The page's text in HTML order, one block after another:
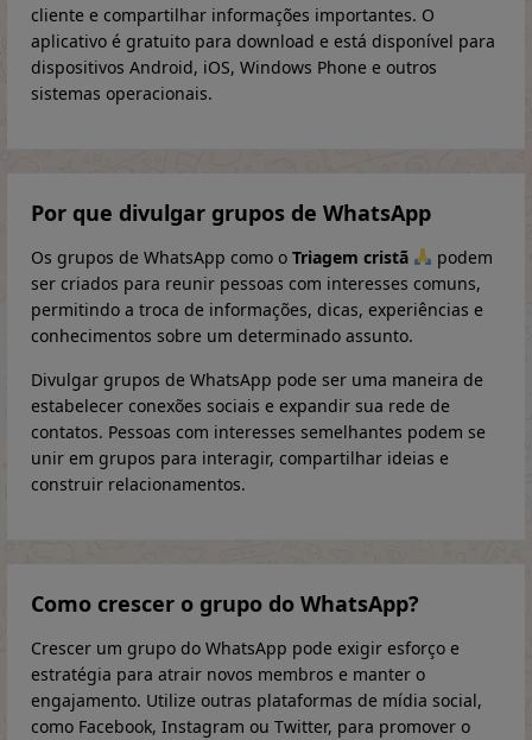
cliente e compartilhar informações importantes. O
aplicativo é gratuito para download e está disponível para
dispositivos Android, iOS, Windows Phone e outros
sistemas operacionais.
Por que divulgar grupos de WhatsApp
Os grupos de WhatsApp como o Triagem cristã
podem
ser criados para reunir pessoas com interesses comuns,
permitindo a troca de informações, dicas, experiências e
conhecimentos sobre um determinado assunto.
Divulgar grupos de WhatsApp pode ser uma maneira de
estabelecer conexões sociais e expandir sua rede de
contatos. Pessoas com interesses semelhantes podem se
unir em grupos para interagir, compartilhar ideias e
construir relacionamentos.
Como crescer o grupo do WhatsApp?
Crescer um grupo do WhatsApp pode exigir esforço e
estratégia para atrair novos membros e manter o
engajamento. Utilize outras plataformas de mídia social,
como Facebook, Instagram ou Twitter, para promover o